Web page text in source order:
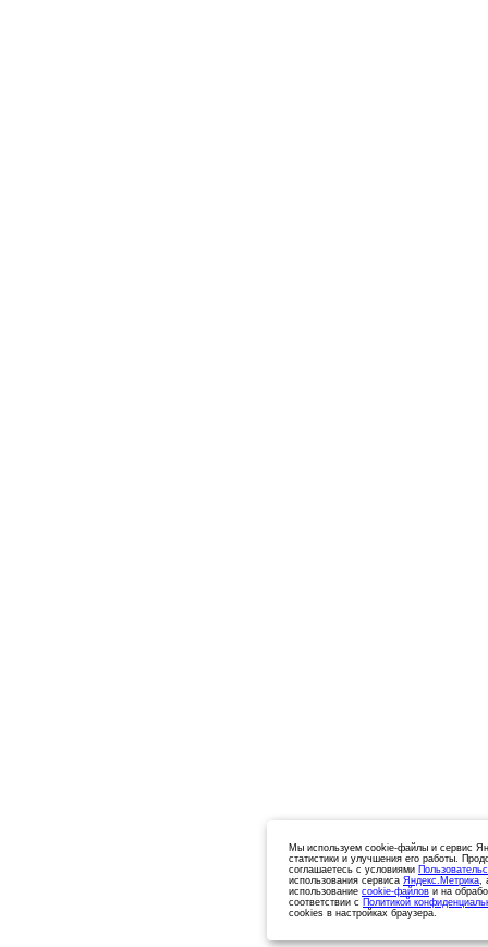
Мы используем cookie-файлы и сервис
статистики и улучшения его работы.
соглашаетесь с условиями
использования сервиса Яндекс.Метрика,
использование cookie-файлов и на
соответствии с Политикой
cookies в настройках браузера.